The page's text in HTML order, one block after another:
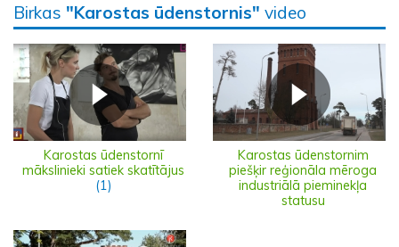
Birkas "Karostas ūdenstornis" video
Karostas ūdenstornī
mākslinieki satiek skatītājus
(1)
Karostas ūdenstornim
piešķir reģionāla mēroga
industriālā pieminekļa
statusu